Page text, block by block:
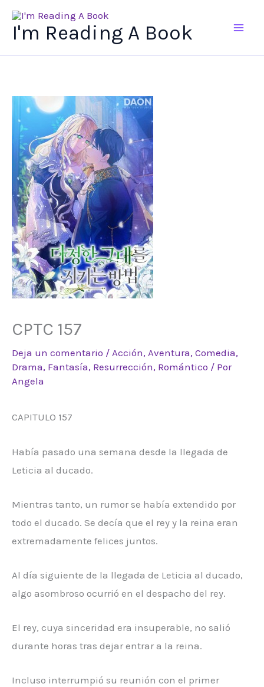
I'm Reading A Book
CPTC 157
Deja un comentario / Acción, Aventura, Comedia,
Drama, Fantasía, Resurrección, Romántico / Por
Angela
CAPITULO 157
Había pasado una semana desde la llegada de
Leticia al ducado.
Mientras tanto, un rumor se había extendido por
todo el ducado. Se decía que el rey y la reina eran
extremadamente felices juntos.
Al día siguiente de la llegada de Leticia al ducado,
algo asombroso ocurrió en el despacho del rey.
El rey, cuya sinceridad era insuperable, no salió
durante horas tras dejar entrar a la reina.
Incluso interrumpió su reunión con el primer